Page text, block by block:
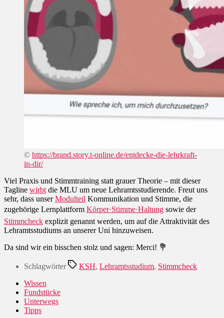
© https://brand.story.t-online.de/entdecke-die-lehrkraft-
in-dir/
Viel Praxis und Stimmtraining statt grauer Theorie – mit dieser
Tagline wirbt die MLU um neue Lehramtsstudierende. Freut uns
sehr, dass unserModulteil Kommunikation und Stimme, die
zugehörige Lernplattform Körper·Stimme·Haltung sowie der
Stimmcheck explizit genannt werden, um auf die Attraktivität des
Lehramtsstudiums an unserer Uni hinzuweisen.
Da sind wir ein bisschen stolz und sagen: Merci! 💐
Schlagwörter KSH, Lehramtsstudium, Stimmcheck
Wissen
Fundstücke
Unterwegs
Tipps